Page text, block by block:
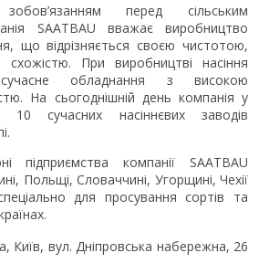
перед сільським
SAATBAU вважає виробництво
що відрізняється своєю чистотою,
При виробництві насіння
сучасне обладнання з високою
На сьогоднішній день компанія у
сучасних насіннєвих заводів
підприємства компанії SAATBAU
Польщі, Словаччині, Угорщині, Чехії
для просування сортів та
Київ, вул. Дніпровська набережна, 26